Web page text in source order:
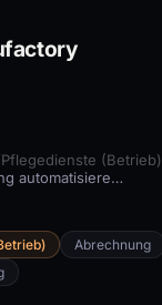
Pflegedienste (Betrieb)
Pflegeabrechnung automatisieren: Schluss mit dem Monatsend-Wahnsinn
Abrechnung